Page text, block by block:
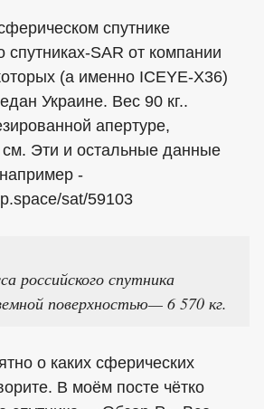
спутнике
SAR от компании
(а именно ICEYE-X36)
Украине. Вес 90 кг..
апертуре,
Эти и остальные данные
-
sat/59103
российского спутника
поверхностью— 6 570 кг.
о каких сферических
В моём посте чётко